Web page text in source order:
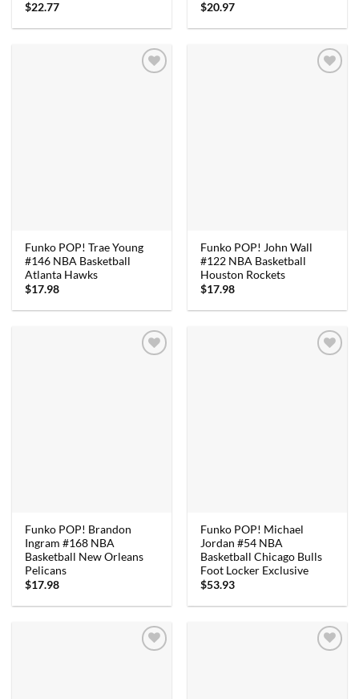
$22.77
$20.97
Funko POP! Trae Young
#146 NBA Basketball
Atlanta Hawks
$17.98
Funko POP! John Wall
#122 NBA Basketball
Houston Rockets
$17.98
Funko POP! Brandon
Ingram #168 NBA
Basketball New Orleans
Pelicans
$17.98
Funko POP! Michael
Jordan #54 NBA
Basketball Chicago Bulls
Foot Locker Exclusive
$53.93